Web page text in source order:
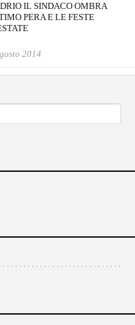
IL SINDACO OMBRA
PERA E LE FESTE
2014